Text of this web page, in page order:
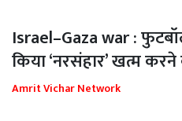
Israel–Gaza war :
किया ‘नरसंहार’ खत्म
Amrit Vichar Network